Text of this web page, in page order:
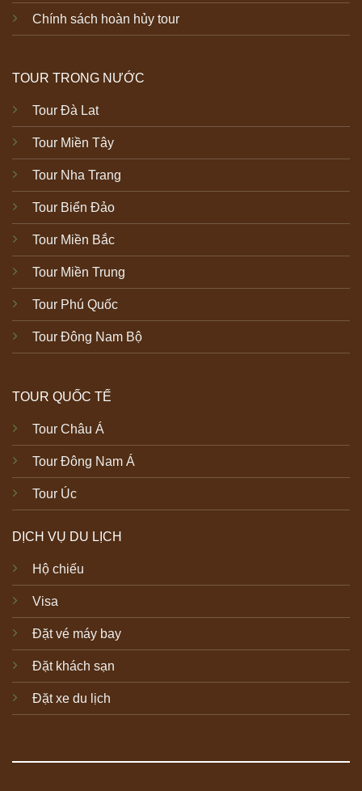
Chính sách hoàn hủy tour
TOUR TRONG NƯỚC
Tour Đà Lat
Tour Miền Tây
Tour Nha Trang
Tour Biển Đảo
Tour Miền Bắc
Tour Miền Trung
Tour Phú Quốc
Tour Đông Nam Bộ
TOUR QUỐC TẾ
Tour Châu Á
Tour Đông Nam Á
Tour Úc
DỊCH VỤ DU LỊCH
Hộ chiếu
Visa
Đặt vé máy bay
Đặt khách sạn
Đặt xe du lịch